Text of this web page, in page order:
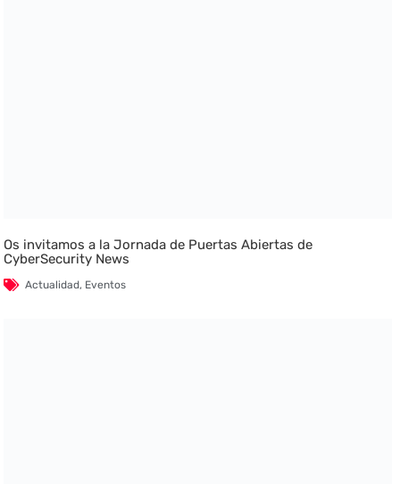
Os invitamos a la Jornada de Puertas Abiertas de
CyberSecurity News
Actualidad, Eventos